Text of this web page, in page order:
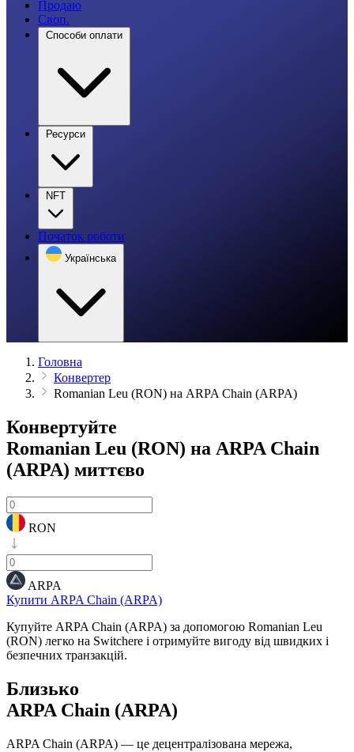
Продаю
Своп.
Способи оплати
Ресурси
NFT
Початок роботи
Українська
Головна
Конвертер
Romanian Leu (RON) на ARPA Chain (ARPA)
Конвертуйте
Romanian Leu (RON) на ARPA Chain
(ARPA) миттєво
RON
ARPA
Купити ARPA Chain (ARPA)
Купуйте ARPA Chain (ARPA) за допомогою Romanian Leu
(RON) легко на Switchere і отримуйте вигоду від швидких і
безпечних транзакцій.
Близько
ARPA Chain (ARPA)
ARPA Chain (ARPA) — це децентралізована мережа,